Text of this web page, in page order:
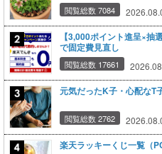
閲覧総数 7084
【3,000ポイント進呈×抽
で固定費見直し
閲覧総数 17661
元気だったK子・心配なT
閲覧総数 2762
楽天ラッキーくじ一覧（